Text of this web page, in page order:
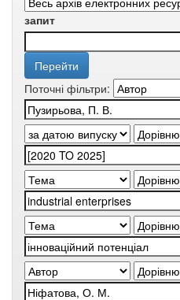
запит
Поточні фільтри: